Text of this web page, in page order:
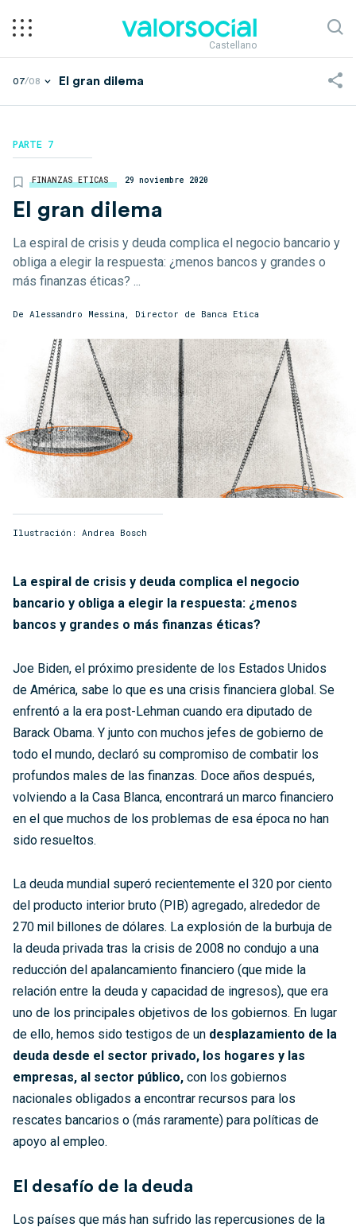
Castellano
07/08 El gran dilema
PARTE 7
FINANZAS ETICAS 29 noviembre 2020
El gran dilema
La espiral de crisis y deuda complica el negocio bancario y
obliga a elegir la respuesta: ¿menos bancos y grandes o
más finanzas éticas? ...
De Alessandro Messina, Director de Banca Etica
Ilustración: Andrea Bosch
La espiral de crisis y deuda complica el negocio
bancario y obliga a elegir la respuesta: ¿menos
bancos y grandes o más finanzas éticas?
Joe Biden, el próximo presidente de los Estados Unidos
de América, sabe lo que es una crisis financiera global. Se
enfrentó a la era post-Lehman cuando era diputado de
Barack Obama. Y junto con muchos jefes de gobierno de
todo el mundo, declaró su compromiso de combatir los
profundos males de las finanzas. Doce años después,
volviendo a la Casa Blanca, encontrará un marco financiero
en el que muchos de los problemas de esa época no han
sido resueltos.
La deuda mundial superó recientemente el 320 por ciento
del producto interior bruto (PIB) agregado, alrededor de
270 mil billones de dólares. La explosión de la burbuja de
la deuda privada tras la crisis de 2008 no condujo a una
reducción del apalancamiento financiero (que mide la
relación entre la deuda y capacidad de ingresos), que era
uno de los principales objetivos de los gobiernos. En lugar
de ello, hemos sido testigos de un desplazamiento de la
deuda desde el sector privado, los hogares y las
empresas, al sector público, con los gobiernos
nacionales obligados a encontrar recursos para los
rescates bancarios o (más raramente) para políticas de
apoyo al empleo.
El desafío de la deuda
Los países que más han sufrido las repercusiones de la